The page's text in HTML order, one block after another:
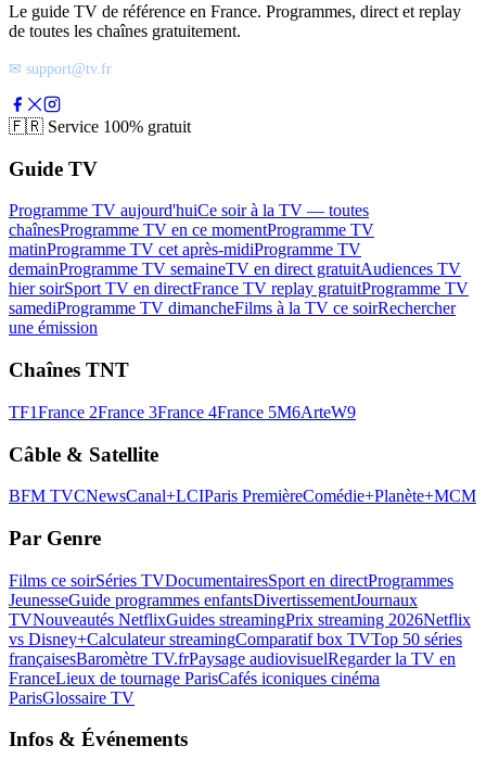
Le guide TV de référence en France. Programmes, direct et replay
de toutes les chaînes gratuitement.
✉ support@tv.fr
🇫🇷 Service 100% gratuit
Guide TV
Programme TV aujourd'huiCe soir à la TV — toutes
chaînesProgramme TV en ce momentProgramme TV
matinProgramme TV cet après-midiProgramme TV
demainProgramme TV semaineTV en direct gratuitAudiences TV
hier soirSport TV en directFrance TV replay gratuitProgramme TV
samediProgramme TV dimancheFilms à la TV ce soirRechercher
une émission
Chaînes TNT
TF1France 2France 3France 4France 5M6ArteW9
Câble & Satellite
BFM TVCNewsCanal+LCIParis PremièreComédie+Planète+MCM
Par Genre
Films ce soirSéries TVDocumentairesSport en directProgrammes
JeunesseGuide programmes enfantsDivertissementJournaux
TVNouveautés NetflixGuides streamingPrix streaming 2026Netflix
vs Disney+Calculateur streamingComparatif box TVTop 50 séries
françaisesBaromètre TV.frPaysage audiovisuelRegarder la TV en
FranceLieux de tournage ParisCafés iconiques cinéma
ParisGlossaire TV
Infos & Événements